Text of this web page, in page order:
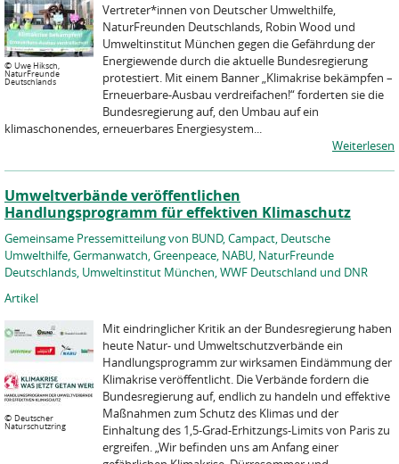
© Uwe Hiksch,
NaturFreunde
Deutschlands
Vertreter*innen von Deutscher Umwelthilfe,
NaturFreunden Deutschlands, Robin Wood und
Umweltinstitut München gegen die Gefährdung der
Energiewende durch die aktuelle Bundesregierung
protestiert. Mit einem Banner „Klimakrise bekämpfen –
Erneuerbare-Ausbau verdreifachen!“ forderten sie die
Bundesregierung auf, den Umbau auf ein
klimaschonendes, erneuerbares Energiesystem...
Weiterlesen
Umweltverbände veröffentlichen
Handlungsprogramm für effektiven Klimaschutz
Gemeinsame Pressemitteilung von BUND, Campact, Deutsche
Umwelthilfe, Germanwatch, Greenpeace, NABU, NaturFreunde
Deutschlands, Umweltinstitut München, WWF Deutschland und DNR
Artikel
© Deutscher
Naturschutzring
Mit eindringlicher Kritik an der Bundesregierung haben
heute Natur- und Umweltschutzverbände ein
Handlungsprogramm zur wirksamen Eindämmung der
Klimakrise veröffentlicht. Die Verbände fordern die
Bundesregierung auf, endlich zu handeln und effektive
Maßnahmen zum Schutz des Klimas und der
Einhaltung des 1,5-Grad-Erhitzungs-Limits von Paris zu
ergreifen. „Wir befinden uns am Anfang einer